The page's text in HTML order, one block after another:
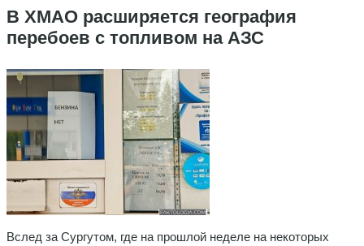
В ХМАО расширяется география
перебоев с топливом на АЗС
Вслед за Сургутом, где на прошлой неделе на некоторых